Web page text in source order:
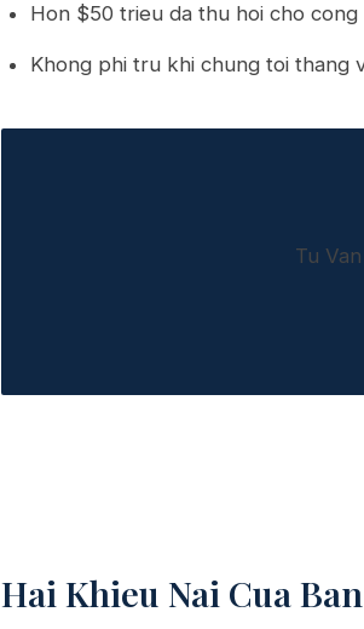
Hon $50 trieu da thu hoi cho
Khong phi tru khi chung toi thang
Tu
Hai Khieu Nai Cua